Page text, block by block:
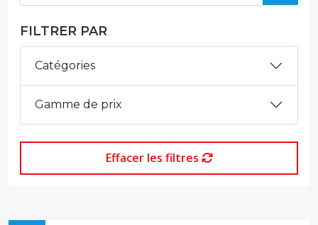
FILTRER PAR
Catégories
Gamme de prix
Effacer les filtres